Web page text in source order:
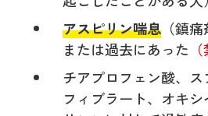
アスピリン喘息（鎮痛
または過去にあった
チアプロフェン酸、
フィブラート、オキ